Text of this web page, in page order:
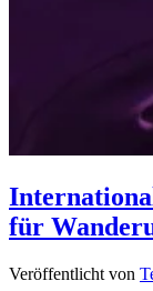
für
Veröffentlicht von